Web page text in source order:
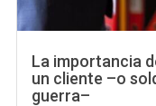
La importancia
un cliente –o
guerra–